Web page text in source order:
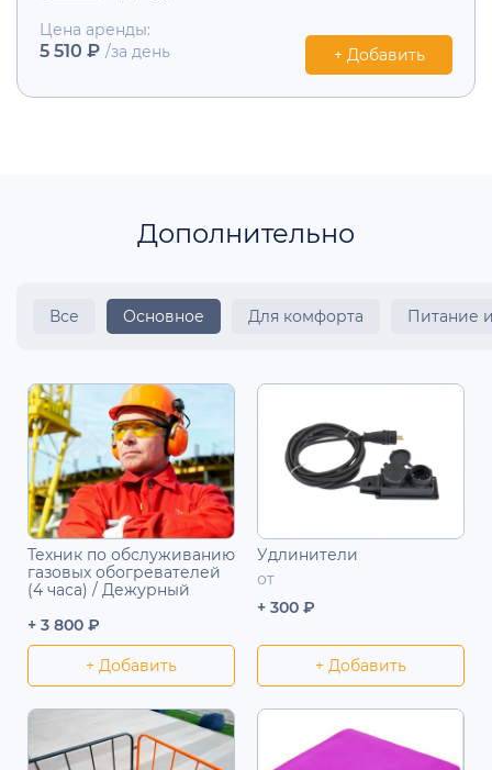
Цена аренды:
5 510 ₽ /за день + Добавить
Дополнительно
Все Основное Для комфорта Питание
Техник по обслуживанию
газовых обогревателей
(4 часа) / Дежурный
+ 3 800 ₽
+ Добавить
Удлинители
от
+ 300 ₽
+ Добавить